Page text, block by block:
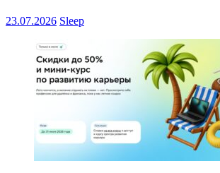
23.07.2026 Sleep